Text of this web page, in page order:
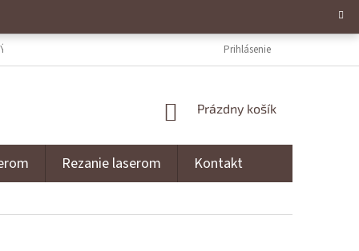
ÚDAJOV REZANIE LASEROM
Prihlásenie
NÁKUPNÝ KOŠÍK
Prázdny košík
Rezanie laserom Kontakt